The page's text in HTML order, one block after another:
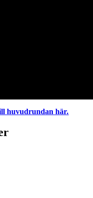
huvudrundan här.